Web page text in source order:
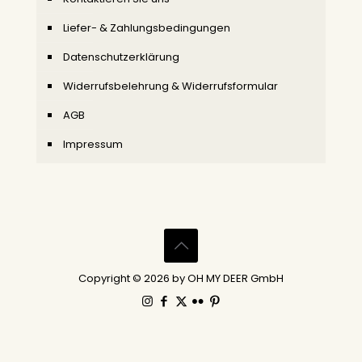
Liefer- & Zahlungsbedingungen
Datenschutzerklärung
Widerrufsbelehrung & Widerrufsformular
AGB
Impressum
Copyright © 2026 by OH MY DEER GmbH